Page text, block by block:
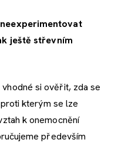
ještě střevním
si ověřit, zda se
kterým se lze
k onemocnění
především